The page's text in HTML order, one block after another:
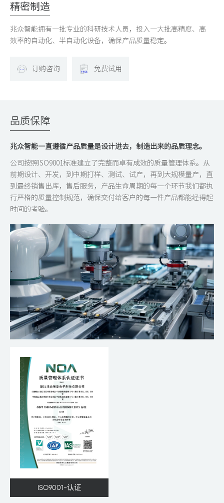
精密制造
兆众智能拥有一批专业的科研技术人员，投入一大批高精度、高
效率的自动化、半自动化设备，确保产品质量稳定。
订购咨询 免费试用
品质保障
兆众智能一直遵循产品质量是设计进去，制造出来的品质理念。
公司按照ISO9001标准建立了完整而卓有成效的质量管理体系。从
前期设计、开发，到中期打样、测试、试产，再到大规模量产，直
到最终销售出库，售后服务，产品生命周期的每一个环节我们都执
行严格的质量控制规范，确保交付给客户的每一件产品都能经得起
时间的考验。
ISO9001-认证